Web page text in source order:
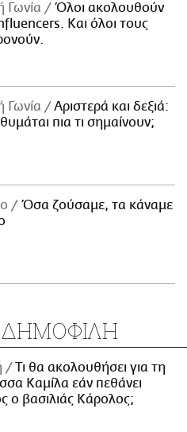
Γωνία
Όλοι ακολουθούν
Και όλοι τους
Γωνία
Αριστερά και δεξιά:
πια τι σημαίνουν;
Όσα ζούσαμε, τα κάναμε
ΔΗΜΟΦΙΛΗ
Τι θα ακολουθήσει για τη
Καμίλα εάν πεθάνει
ο βασιλιάς Κάρολος;